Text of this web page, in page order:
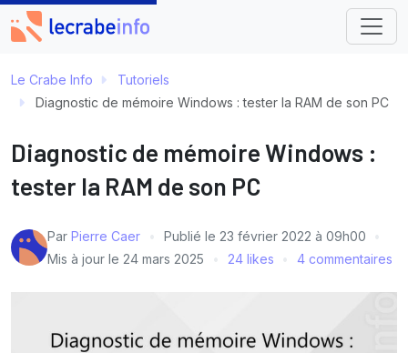
Le Crabe Info
Tutoriels
Diagnostic de mémoire Windows : tester la RAM de son PC
Diagnostic de mémoire Windows :
tester la RAM de son PC
Par Pierre Caer Publié le 23 février 2022 à 09h00
Mis à jour le 24 mars 2025 24 likes 4 commentaires